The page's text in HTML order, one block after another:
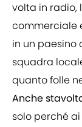
volta in radio,
commerciale
in un paesino
squadra
quanto folle
Anche
solo perché